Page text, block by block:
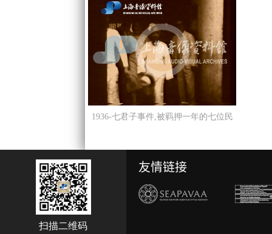
1936-七君子事件,被羁押一年的七位民
扫描二维码
友情链接